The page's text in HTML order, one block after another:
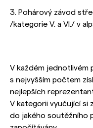
3. Pohárový závod
/kategorie V. a VI./ v
V každém jednotlivém
s nejvyšším počtem
nejlepších
V kategorii vyučující si
do jakého soutěžního